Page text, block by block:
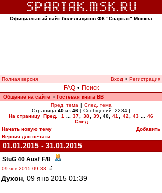
Официальный сайт болельщиков ФК "Спартак" Москва
Полная версия Вход • Регистрация
FAQ • Поиск
Общение на сайте » Гостевая книга ВВ
Пред. тема | След. тема
Страница 40 из 46 [ Сообщений: 2284 ]
На страницу Пред. 1 37 38 39 40 41 42 43
46
След.
Начать новую тему
Добавить
Версия для печати
01.01.2015 - 31.01.2015
StuG 40 Ausf F/8 -
09 янв 2015 09:33
Духон , 09 янв 2015 01:39